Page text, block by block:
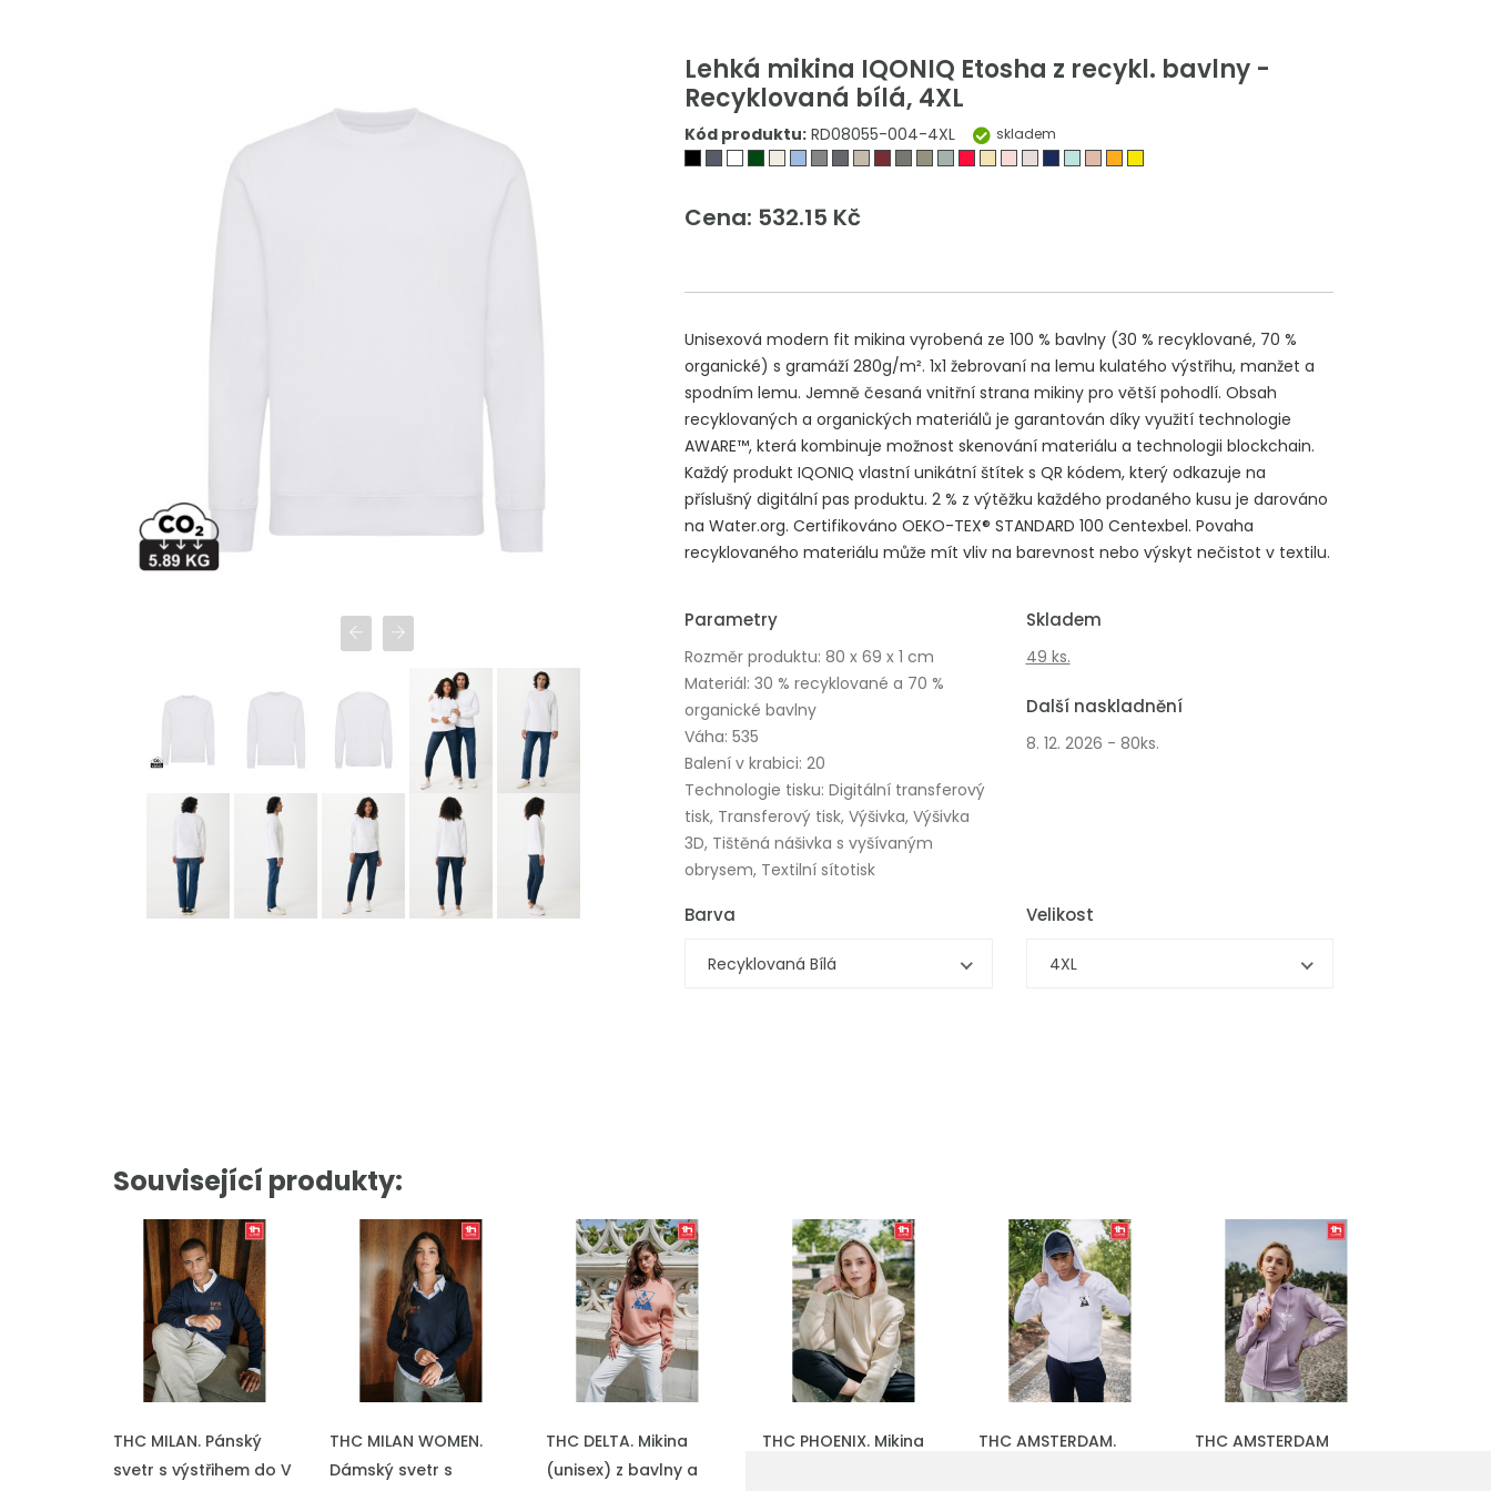
Lehká mikina IQONIQ Etosha z recykl. bavlny -
Recyklovaná bílá, 4XL
Kód produktu: RD08055-004-4XL skladem
Cena: 532.15 Kč
Unisexová modern fit mikina vyrobená ze 100 % bavlny (30 % recyklované, 70 %
organické) s gramáží 280g/m². 1x1 žebrovaní na lemu kulatého výstřihu, manžet a
spodním lemu. Jemně česaná vnitřní strana mikiny pro větší pohodlí. Obsah
recyklovaných a organických materiálů je garantován díky využití technologie
AWARE™, která kombinuje možnost skenování materiálu a technologii blockchain.
Každý produkt IQONIQ vlastní unikátní štítek s QR kódem, který odkazuje na
příslušný digitální pas produktu. 2 % z výtěžku každého prodaného kusu je darováno
na Water.org. Certifikováno OEKO-TEX® STANDARD 100 Centexbel. Povaha
recyklovaného materiálu může mít vliv na barevnost nebo výskyt nečistot v textilu.
Parametry
Rozměr produktu: 80 x 69 x 1 cm
Materiál: 30 % recyklované a 70 %
organické bavlny
Váha: 535
Balení v krabici: 20
Technologie tisku: Digitální transferový
tisk, Transferový tisk, Výšivka, Výšivka
3D, Tištěná nášivka s vyšívaným
obrysem, Textilní sítotisk
Skladem
49 ks.
Další naskladnění
8. 12. 2026 - 80ks.
Barva
Recyklovaná Bílá
Velikost
4XL
Související produkty:
THC MILAN. Pánský
svetr s výstřihem do V
THC MILAN WOMEN.
Dámský svetr s
THC DELTA. Mikina
(unisex) z bavlny a
THC PHOENIX. Mikina
THC AMSTERDAM.
THC AMSTERDAM